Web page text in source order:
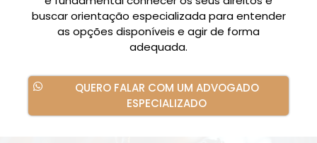
buscar orientação especializada para entender
as opções disponíveis e agir de forma
adequada.
QUERO FALAR COM UM ADVOGADO
ESPECIALIZADO